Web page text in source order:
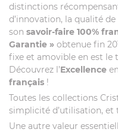
distinctions
d’innovation, la qualité
son savoir-faire 100%
Garantie » obtenue fin
fixe et amovible en est
Découvrez l’Excellence
français !
Toutes les collections
simplicité d’utilisation, et
Une autre valeur